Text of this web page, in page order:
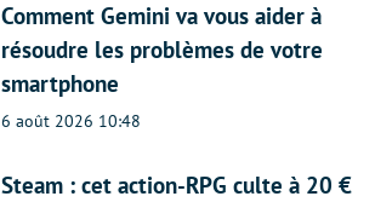
Comment Gemini va vous aider à
résoudre les problèmes de votre
smartphone
6 août 2026 10:48
Steam : cet action-RPG culte à 20 €